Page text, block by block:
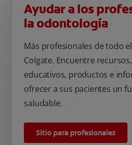
Ayudar a los
la odontología
Más profesionales de todo
Colgate. Encuentre
educativos, productos e
ofrecer a sus pacientes un
saludable.
Sitio para profesionales